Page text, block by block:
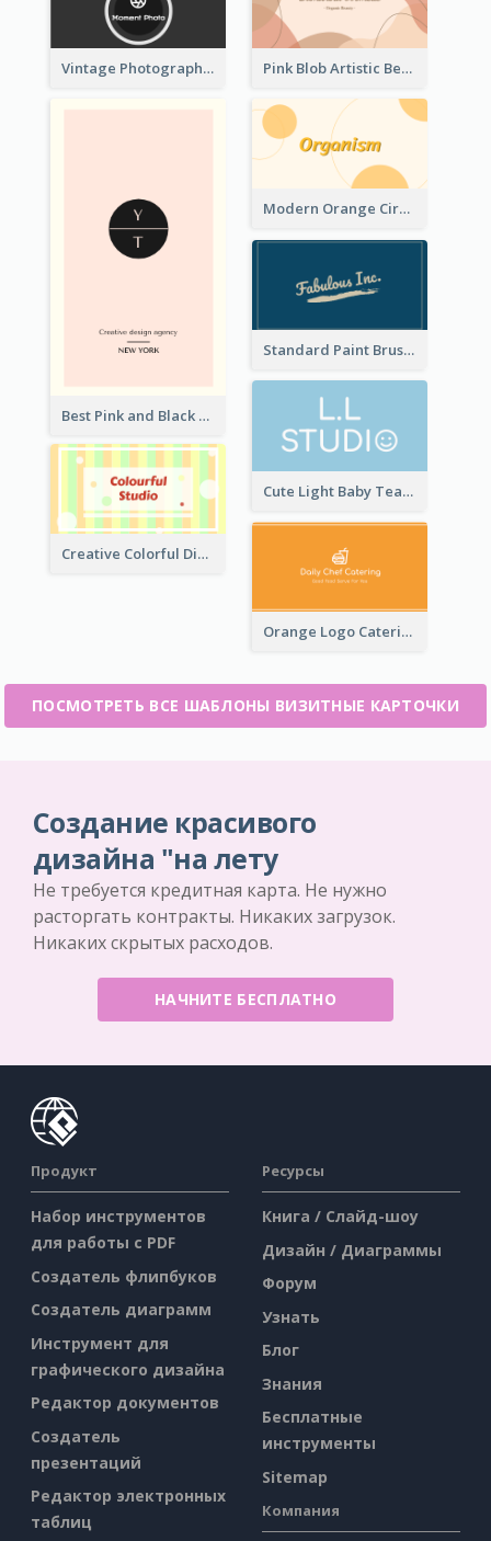
Vintage Photographer Business Card Design Pink Blob Artistic Beautician Business Card Maker
Best Pink and Black Monogram Business Card Template
Modern Orange Circle Organism Business Card Design
Standard Paint Brush Business Card Design
Cute Light Baby Teal Smiley Studio Business Card Maker
Creative Colorful Digital Business Card Design
Orange Logo Catering Business Card
ПОСМОТРЕТЬ ВСЕ ШАБЛОНЫ ВИЗИТНЫЕ КАРТОЧКИ
Создание красивого
дизайна "на лету
Не требуется кредитная карта. Не нужно
расторгать контракты. Никаких загрузок.
Никаких скрытых расходов.
НАЧНИТЕ БЕСПЛАТНО
Продукт
Набор инструментов
для работы с PDF
Создатель флипбуков
Создатель диаграмм
Инструмент для
графического дизайна
Редактор документов
Создатель
презентаций
Редактор электронных
таблиц
Ресурсы
Книга / Слайд-шоу
Дизайн / Диаграммы
Форум
Узнать
Блог
Знания
Бесплатные
инструменты
Sitemap
Компания